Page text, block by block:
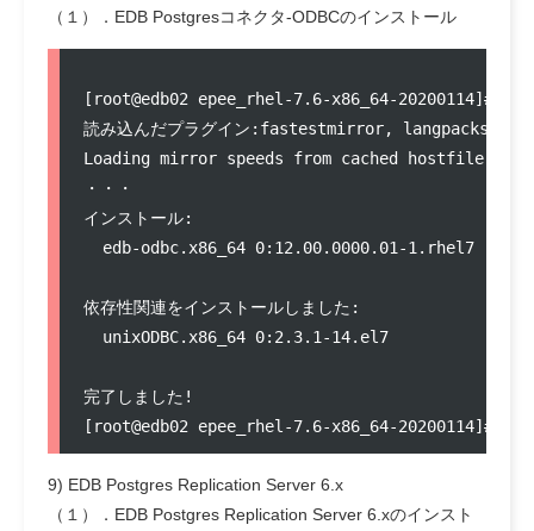
（１）．EDB Postgresコネクタ-ODBCのインストール
[root@edb02 epee_rhel-7.6-x86_64-20200114]#
読み込んだプラグイン:fastestmirror, langpacks
Loading mirror speeds from cached hostfile
・・・
インストール:
edb-
依存性関連をインストールしました:
完了しました!
9) EDB Postgres Replication Server 6.x
（１）．EDB Postgres Replication Server 6.xのインスト